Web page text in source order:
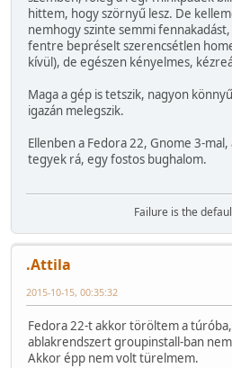
hittem, hogy szörnyű lesz. De
nemhogy szinte semmi
fentre bepréselt szerencsétlen
kívül), de egészen kényelmes,
Maga a gép is tetszik, nagyon
igazán melegszik.
Ellenben a Fedora 22, Gnome 3-
tegyek rá, egy fostos bughalom.
Failure is the
.Attila
2015-10-15, 00:35:32
Fedora 22-t akkor töröltem a
ablakrendszert groupinstall-ban
Akkor épp nem volt türelmem.